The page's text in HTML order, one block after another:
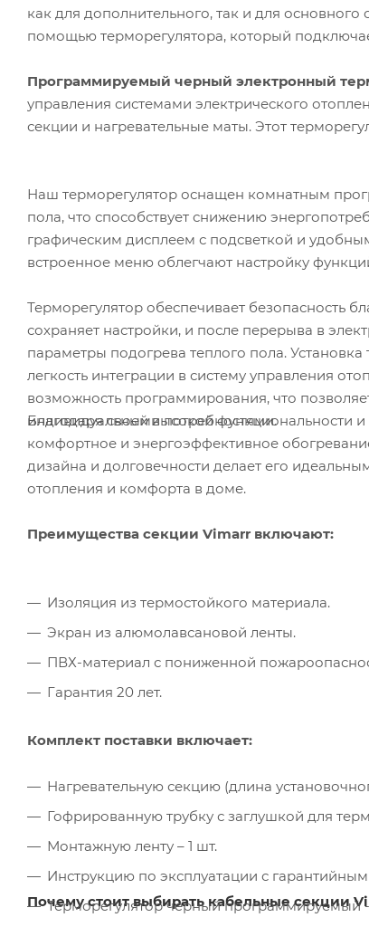
как для дополнительного, так и для
помощью терморегулятора, который
Программируемый черный электронный
управления системами электрического
секции и нагревательные маты. Этот
Наш терморегулятор оснащен комнатным
пола, что способствует снижению
графическим дисплеем с подсветкой и
встроенное меню облегчают настройку
Терморегулятор обеспечивает безопасность
сохраняет настройки, и после перерыва в
параметры подогрева теплого пола.
легкость интеграции в систему управления
возможность программирования, что
индивидуальными потребностями.
Благодаря своей высокой функциональности и
комфортное и энергоэффективное
дизайна и долговечности делает его
отопления и комфорта в доме.
Преимущества секции Vimarr включают:
Изоляция из термостойкого материала.
Экран из алюмолавсановой ленты.
ПВХ-материал с пониженной
Гарантия 20 лет.
Комплект поставки включает:
Нагревательную секцию (длина
Гофрированную трубку с заглушкой для
Монтажную ленту – 1 шт.
Инструкцию по эксплуатации с гарантийным
Терморегулятор черный программируемый -
Почему стоит выбирать кабельные секции